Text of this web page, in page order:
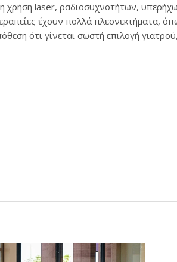
χρήση laser, ραδιοσυχνοτήτων,
έχουν πολλά πλεονεκτήματα,
ότι γίνεται σωστή επιλογή